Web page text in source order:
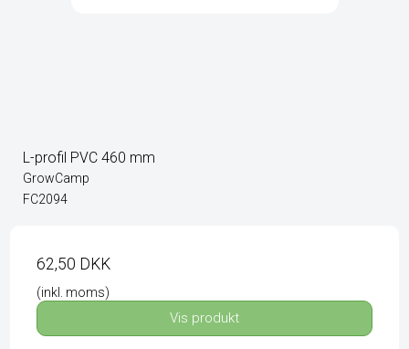
L-profil PVC 460 mm
GrowCamp
FC2094
62,50 DKK
(inkl. moms)
Vis produkt